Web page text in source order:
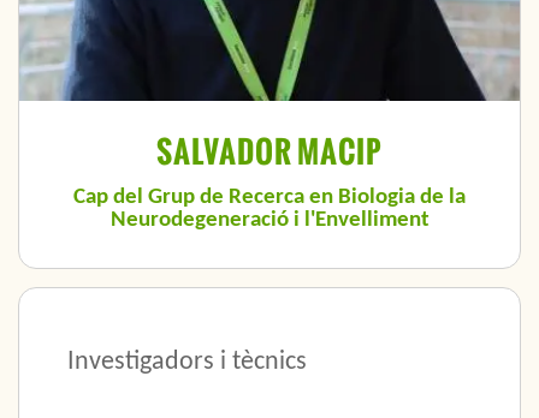
SALVADOR MACIP
Cap del Grup de Recerca en Biologia de la
Neurodegeneració i l'Envelliment
Investigadors i tècnics